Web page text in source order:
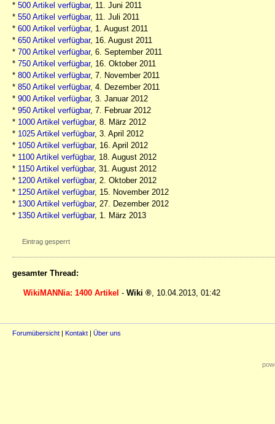
* 500 Artikel verfügbar, 11. Juni 2011
* 550 Artikel verfügbar, 11. Juli 2011
* 600 Artikel verfügbar, 1. August 2011
* 650 Artikel verfügbar, 16. August 2011
* 700 Artikel verfügbar, 6. September 2011
* 750 Artikel verfügbar, 16. Oktober 2011
* 800 Artikel verfügbar, 7. November 2011
* 850 Artikel verfügbar, 4. Dezember 2011
* 900 Artikel verfügbar, 3. Januar 2012
* 950 Artikel verfügbar, 7. Februar 2012
* 1000 Artikel verfügbar, 8. März 2012
* 1025 Artikel verfügbar, 3. April 2012
* 1050 Artikel verfügbar, 16. April 2012
* 1100 Artikel verfügbar, 18. August 2012
* 1150 Artikel verfügbar, 31. August 2012
* 1200 Artikel verfügbar, 2. Oktober 2012
* 1250 Artikel verfügbar, 15. November 2012
* 1300 Artikel verfügbar, 27. Dezember 2012
* 1350 Artikel verfügbar, 1. März 2013
Eintrag gesperrt
gesamter Thread:
WikiMANNia: 1400 Artikel - Wiki , 10.04.2013, 01:42
Forumübersicht | Kontakt | Über uns